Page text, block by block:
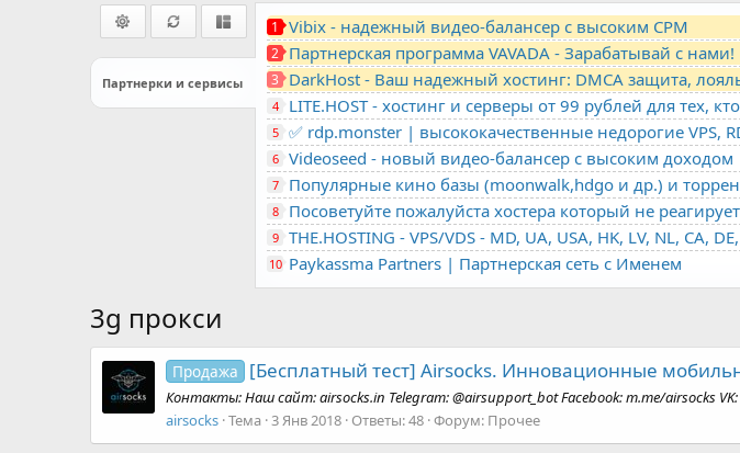
Партнерки и сервисы
1 Vibix - надежный видео-балансер с высоким CPM
2 Партнерская программа VAVADA - Зарабатывай с нами!
3 DarkHost - Ваш надежный хостинг: DMCA защита,
4
5
✅ rdp.monster | высококачественные недорогие VPS,
6
Videoseed - новый видео-балансер с высоким доходом
7
Популярные кино базы (moonwalk,hdgo и др.) и
8
Посоветуйте пожалуйста хостера который не
9
10 Paykassma Partners | Партнерская сеть с Именем
3g прокси
Продажа [Бесплатный тест] Airsocks. Инновационные
Контакты: Наш сайт: airsocks.in Telegram: @airsupport_bot Facebook: m.me/airsocks
airsocks Тема 3 Янв 2018 Ответы: 48 Форум: Прочее